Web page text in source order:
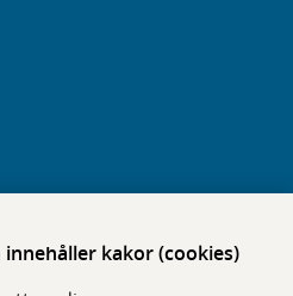
kakor (cookies)